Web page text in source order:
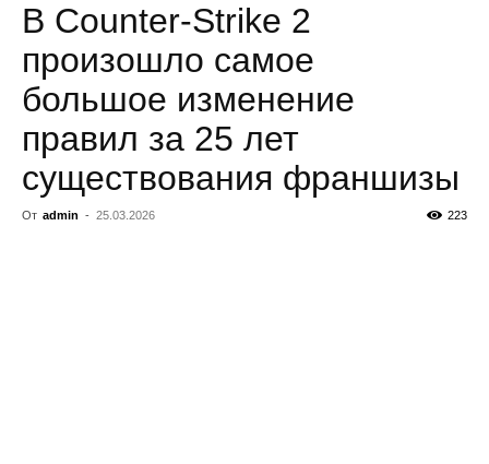
В Counter-Strike 2
произошло самое
большое изменение
правил за 25 лет
существования франшизы
От admin - 25.03.2026 223